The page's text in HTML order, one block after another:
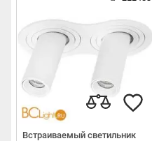
Встраиваемый светильник